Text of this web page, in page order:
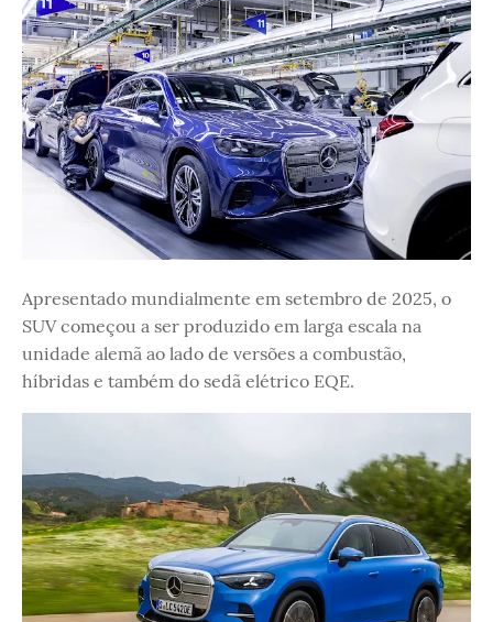
Apresentado mundialmente em setembro de 2025, o
SUV começou a ser produzido em larga escala na
unidade alemã ao lado de versões a combustão,
híbridas e também do sedã elétrico EQE.